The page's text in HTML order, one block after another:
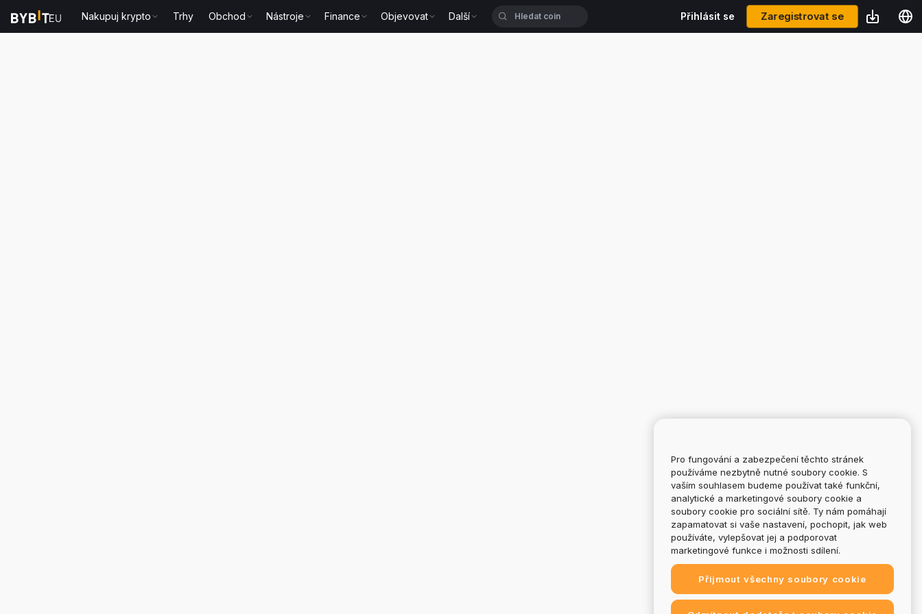
Nakupuj krypto Trhy Obchod Nástroje Finance Objevovat Další Přihlásit se Zaregistrovat se
Pro fungování a zabezpečení těchto stránek
používáme nezbytně nutné soubory cookie. S
vaším souhlasem budeme používat také funkční,
analytické a marketingové soubory cookie a
soubory cookie pro sociální sítě. Ty nám pomáhají
zapamatovat si vaše nastavení, pochopit, jak web
používáte, vylepšovat jej a podporovat
marketingové funkce i možnosti sdílení.
Přijmout všechny soubory cookie